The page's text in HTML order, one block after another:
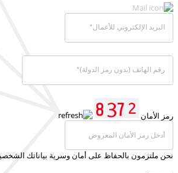
رمز الأمان
نحن ملتزمون بالحفاظ على أمان وسرية بياناتك